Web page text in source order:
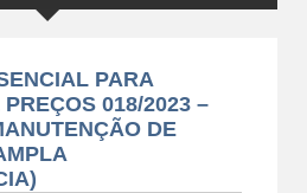
PARA
018/2023 –
DE